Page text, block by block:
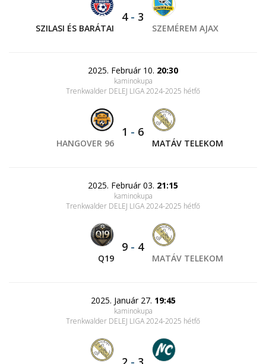
SZILASI ÉS BARÁTAI
4- 3
SZEMÉREM AJAX
2025. Február 10. 20:30
kaminokupa
Trenkwalder DELEJ LIGA 2024-2025 hétfő
HANGOVER 96
1 - 6
MATÁV TELEKOM
2025. Február 03. 21:15
kaminokupa
Trenkwalder DELEJ LIGA 2024-2025 hétfő
Q19
9 - 4
MATÁV TELEKOM
2025. Január 27. 19:45
kaminokupa
Trenkwalder DELEJ LIGA 2024-2025 hétfő